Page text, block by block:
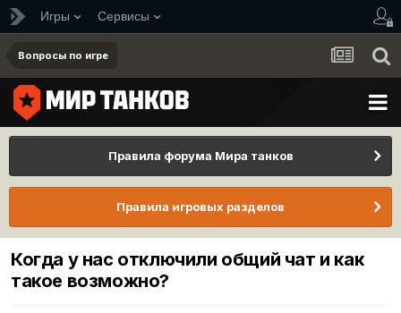
Игры Сервисы
Вопросы по игре
Правила форума Мира танков
Правила игровых разделов
Когда у нас отключили общий чат и как
такое возможно?